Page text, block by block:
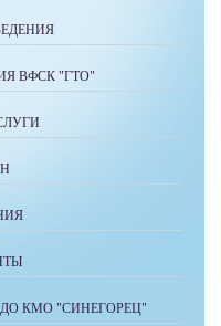
ВФСК "ГТО"
КМО "СИНЕГОРЕЦ"